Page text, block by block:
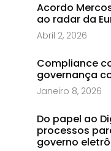
Acordo
ao radar da
Abril 2, 2026
Compliance
governança
Janeiro 8, 2026
Do papel ao
processos
governo